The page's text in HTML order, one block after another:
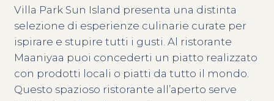
Villa Park Sun Island presenta una distinta
selezione di esperienze culinarie curate per
ispirare e stupire tutti i gusti. Al ristorante
Maaniyaa puoi concederti un piatto realizzato
con prodotti locali o piatti da tutto il mondo.
Questo spazioso ristorante all’aperto serve